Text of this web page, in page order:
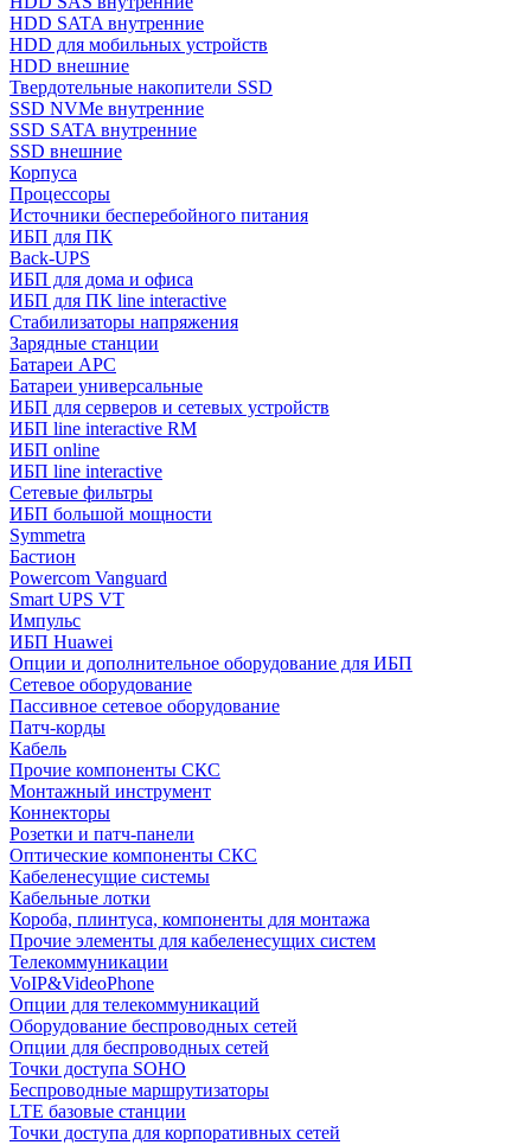
HDD SATA внутренние
HDD для мобильных устройств
HDD внешние
Твердотельные накопители SSD
SSD NVMe внутренние
SSD SATA внутренние
SSD внешние
Корпуса
Процессоры
Источники бесперебойного питания
ИБП для ПК
Back-UPS
ИБП для дома и офиса
ИБП для ПК linе interactive
Стабилизаторы напряжения
Зарядные станции
Батареи APC
Батареи универсальные
ИБП для серверов и сетевых устройств
ИБП line interactive RM
ИБП online
ИБП linе interactive
Сетевые фильтры
ИБП большой мощности
Symmetra
Бастион
Powercom Vanguard
Smart UPS VT
Импульс
ИБП Huawei
Опции и дополнительное оборудование для ИБП
Сетевое оборудование
Пассивное сетевое оборудование
Патч-корды
Кабель
Прочие компоненты СКС
Монтажный инструмент
Коннекторы
Розетки и патч-панели
Оптические компоненты СКС
Кабеленесущие системы
Кабельные лотки
Короба, плинтуса, компоненты для монтажа
Прочие элементы для кабеленесущих систем
Телекоммуникации
VoIP&VideoPhone
Опции для телекоммуникаций
Оборудование беспроводных сетей
Опции для беспроводных сетей
Точки доступа SOHO
Беспроводные маршрутизаторы
LTE базовые станции
Точки доступа для корпоративных сетей